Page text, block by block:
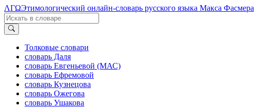
ΛΓΩЭтимологический онлайн-словарь русского языка Макса Фасмера
Толковые словари
словарь Даля
словарь Евгеньевой (МАС)
словарь Ефремовой
словарь Кузнецова
словарь Ожегова
словарь Ушакова